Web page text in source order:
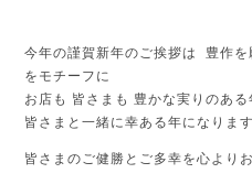
今年の謹賀新年のご挨拶は 豊作を
をモチーフに
お店も 皆さまも 豊かな実りのある
皆さまと一緒に幸ある年になりま
皆さまのご健勝とご多幸を心より